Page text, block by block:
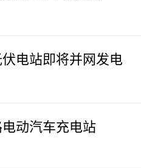
电站即将并网发电
动汽车充电站